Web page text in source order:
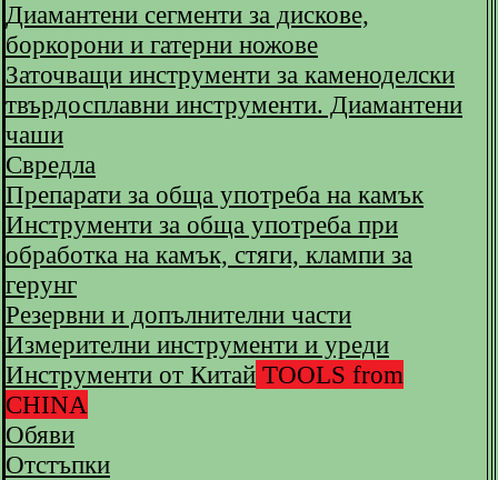
Диамантени сегменти за дискове,
боркорони и гатерни ножове
Заточващи инструменти за каменоделски
твърдосплавни инструменти. Диамантени
чаши
Свредла
Препарати за обща употреба на камък
Инструменти за обща употреба при
обработка на камък, стяги, клампи за
герунг
Резервни и допълнителни части
Измерителни инструменти и уреди
Инструменти от Китай TOOLS from
CHINA
Обяви
Отстъпки